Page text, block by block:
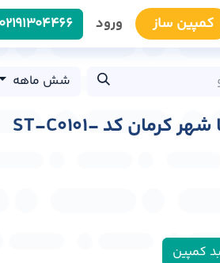
کمپین سا​​ز ورود 0219​1304466
شش ماهه
استرابورد بزرگراه امام رضا شهر کرمان کد ST-C0101-
کمپین